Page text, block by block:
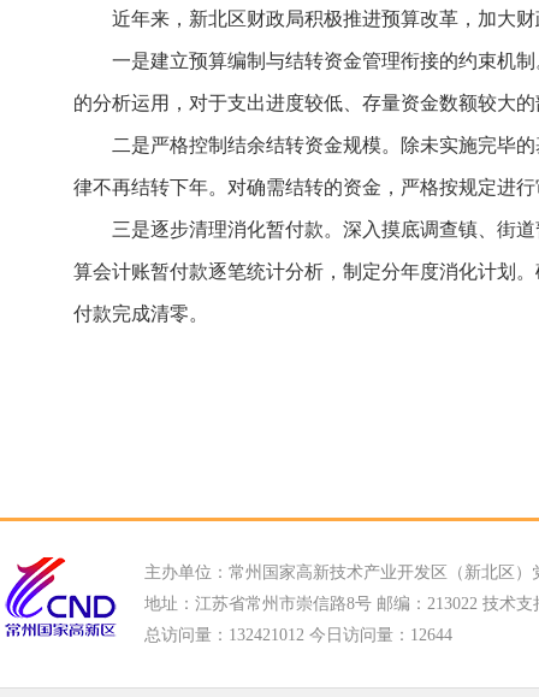
近年来，新北区财政局积极推进预算改革，加大
一是建立预算编制与结转资金管理衔接的约束机
的分析运用，对于支出进度较低、存量资金数额较大
二是严格控制结余结转资金规模。除未实施完毕
律不再结转下年。对确需结转的资金，严格按规定进
三是逐步清理消化暂付款。深入摸底调查镇、街
算会计账暂付款逐笔统计分析，制定分年度消化计划
付款完成清零。
主办单位：常州国家高新技术产业开发区（新北区）
地址：江苏省常州市崇信路8号 邮编：213022 技术支
总访问量： 132421012 今日访问量： 12644